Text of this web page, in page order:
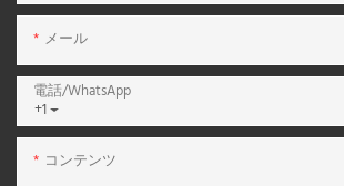
メール
+1
電話/WhatsApp
コンテンツ